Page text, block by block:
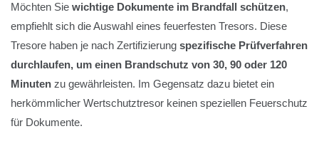
Möchten Sie wichtige Dokumente im Brandfall schützen,
empfiehlt sich die Auswahl eines feuerfesten Tresors. Diese
Tresore haben je nach Zertifizierung spezifische Prüfverfahren
durchlaufen, um einen Brandschutz von 30, 90 oder 120
Minuten zu gewährleisten. Im Gegensatz dazu bietet ein
herkömmlicher Wertschutztresor keinen speziellen Feuerschutz
für Dokumente.